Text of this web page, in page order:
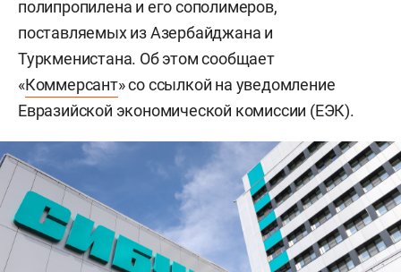
полипропилена и его сополимеров,
поставляемых из Азербайджана и
Туркменистана. Об этом сообщает
«Коммерсант» со ссылкой на уведомление
Евразийской экономической комиссии (ЕЭК).